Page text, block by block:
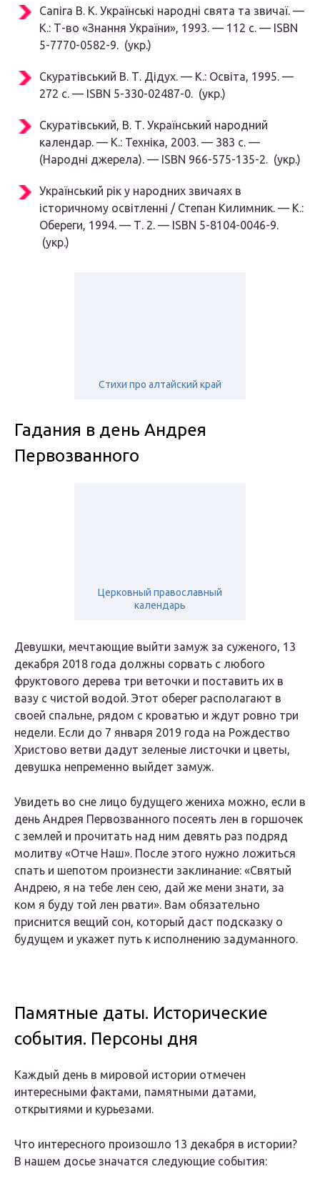
Сапіга В. К. Українські народні свята та звичаї. —
К.: Т-во «Знання України», 1993. — 112 с. — ISBN
5-7770-0582-9. (укр.)
Скуратівський В. Т. Дідух. — К.: Освіта, 1995. —
272 с. — ISBN 5-330-02487-0. (укр.)
Скуратівський, В. Т. Український народний
календар. — К.: Техніка, 2003. — 383 с. —
(Народні джерела). — ISBN 966-575-135-2. (укр.)
Український рік у народних звичаях в
історичному освітленні / Степан Килимник. — К.:
Обереги, 1994. — Т. 2. — ISBN 5-8104-0046-9.
(укр.)
Стихи про алтайский край
Гадания в день Андрея
Первозванного
Церковный православный
календарь
Девушки, мечтающие выйти замуж за суженого, 13
декабря 2018 года должны сорвать с любого
фруктового дерева три веточки и поставить их в
вазу с чистой водой. Этот оберег располагают в
своей спальне, рядом с кроватью и ждут ровно три
недели. Если до 7 января 2019 года на Рождество
Христово ветви дадут зеленые листочки и цветы,
девушка непременно выйдет замуж.
Увидеть во сне лицо будущего жениха можно, если в
день Андрея Первозванного посеять лен в горшочек
с землей и прочитать над ним девять раз подряд
молитву «Отче Наш». После этого нужно ложиться
спать и шепотом произнести заклинание: «Святый
Андрею, я на тебе лен сею, дай же мени знати, за
ком я буду той лен рвати». Вам обязательно
приснится вещий сон, который даст подсказку о
будущем и укажет путь к исполнению задуманного.
Памятные даты. Исторические
события. Персоны дня
Каждый день в мировой истории отмечен
интересными фактами, памятными датами,
открытиями и курьезами.
Что интересного произошло 13 декабря в истории?
В нашем досье значатся следующие события: